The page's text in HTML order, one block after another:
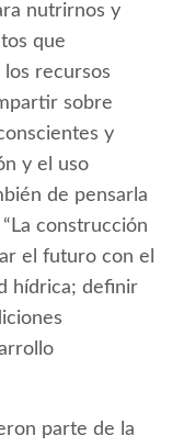
nutrirnos y
que
recursos
sobre
y
y el uso
de pensarla
construcción
el futuro con el
hídrica; definir
parte de la